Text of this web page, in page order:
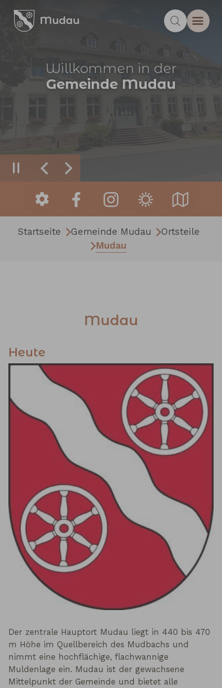
ZurückWeiter
Willkommen in der
Gemeinde Mudau
Startseite Gemeinde Mudau
Ortsteile
Mudau
Mudau
Heute
Der zentrale Hauptort Mudau liegt in 440 bis 470
m Höhe im Quellbereich des Mudbachs und
nimmt eine hochflächige, flachwannige
Muldenlage ein. Mudau ist der gewachsene
Mittelpunkt der Gemeinde und bietet alle